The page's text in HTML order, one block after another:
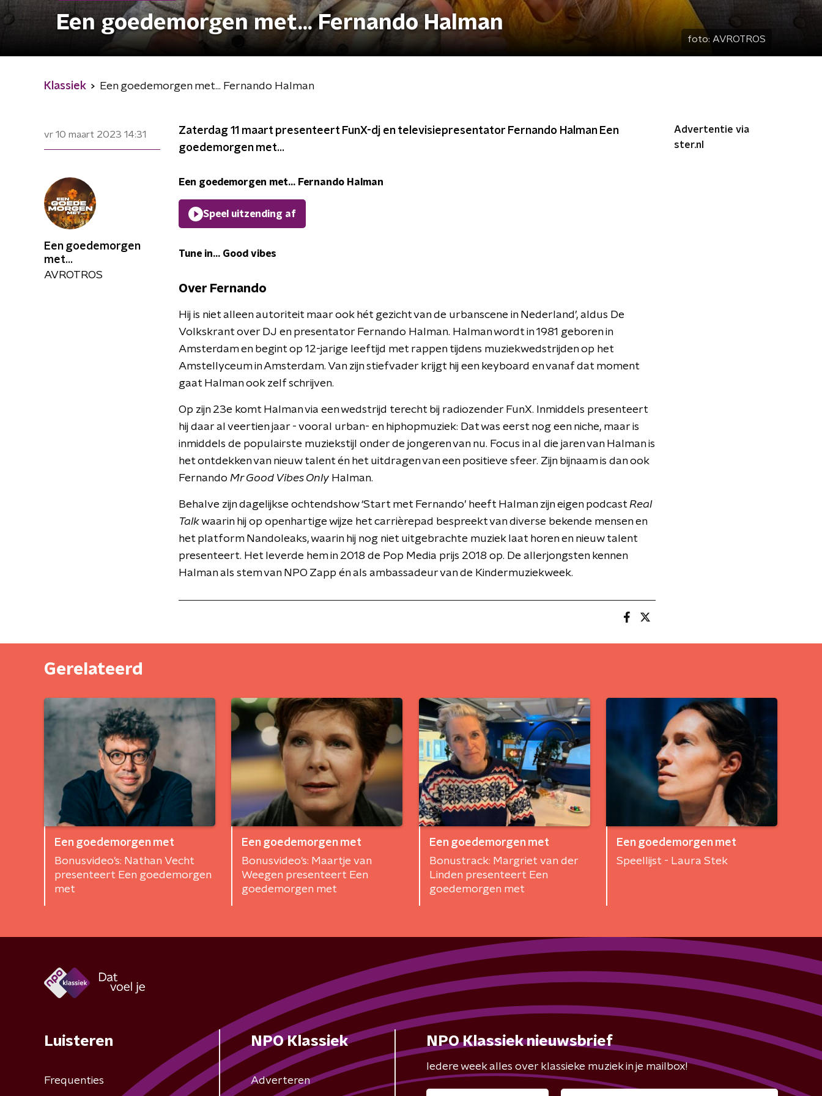
Een goedemorgen met... Fernando Halman
foto: AVROTROS
Klassiek Een goedemorgen met... Fernando Halman
vr 10 maart 2023 14:31
Zaterdag 11 maart presenteert FunX-dj en televisiepresentator Fernando Halman Een
goedemorgen met...
Een goedemorgen met... Fernando Halman
Speel uitzending af
Tune in... Good vibes
Over Fernando
Hij is niet alleen autoriteit maar ook hét gezicht van de urbanscene in Nederland’, aldus De
Volkskrant over DJ en presentator Fernando Halman. Halman wordt in 1981 geboren in
Amsterdam en begint op 12-jarige leeftijd met rappen tijdens muziekwedstrijden op het
Amstellyceum in Amsterdam. Van zijn stiefvader krijgt hij een keyboard en vanaf dat moment
gaat Halman ook zelf schrijven.
Op zijn 23e komt Halman via een wedstrijd terecht bij radiozender FunX. Inmiddels presenteert
hij daar al veertien jaar - vooral urban- en hiphopmuziek: Dat was eerst nog een niche, maar is
inmiddels de populairste muziekstijl onder de jongeren van nu. Focus in al die jaren van Halman is
het ontdekken van nieuw talent én het uitdragen van een positieve sfeer. Zijn bijnaam is dan ook
Fernando Mr Good Vibes Only Halman.
Behalve zijn dagelijkse ochtendshow ‘Start met Fernando’ heeft Halman zijn eigen podcast Real
Talkwaarin hij op openhartige wijze het carrièrepad bespreekt van diverse bekende mensen en
het platform Nandoleaks, waarin hij nog niet uitgebrachte muziek laat horen en nieuw talent
presenteert. Het leverde hem in 2018 de Pop Media prijs 2018 op. De allerjongsten kennen
Halman als stem van NPO Zapp én als ambassadeur van de Kindermuziekweek.
Advertentie via
ster.nl
Een goedemorgen
met...
AVROTROS
Gerelateerd
Een goedemorgen met
Bonusvideo's: Nathan Vecht
presenteert Een goedemorgen
met
Een goedemorgen met
Bonusvideo's: Maartje van
Weegen presenteert Een
goedemorgen met
Een goedemorgen met
Bonustrack: Margriet van der
Linden presenteert Een
goedemorgen met
Een goedemorgen met
Speellijst - Laura Stek
Luisteren
Frequenties
NPO Klassiek
Adverteren
NPO Klassiek nieuwsbrief
Iedere week alles over klassieke muziek in je mailbox!